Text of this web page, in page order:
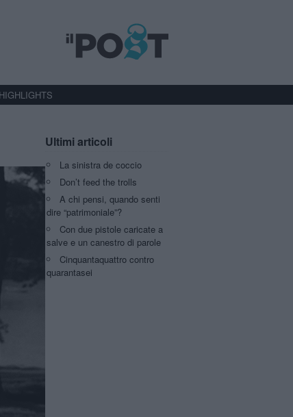
HIGHLIGHTS
Ultimi articoli
La sinistra de coccio
Don’t feed the trolls
A chi pensi, quando senti
dire “patrimoniale”?
Con due pistole caricate a
salve e un canestro di parole
Cinquantaquattro contro
quarantasei